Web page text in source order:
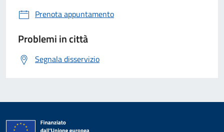
Prenota appuntamento
Problemi in città
Segnala disservizio